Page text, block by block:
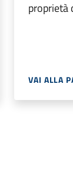
proprietà
VAI ALLA